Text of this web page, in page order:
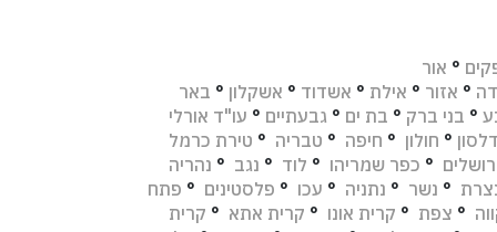
° אור
° אזור ° אילת ° אשדוד ° אשקלון ° באר
° בני ברק ° בת ים ° גבעתיים ° עו"ד אורלי
° חולון ° חיפה ° טבריה ° טירת כרמל
° כפר שמריהו ° לוד ° נגב ° נהריה
° נשר ° נתניה ° עכו ° פלסטינים ° פתח
° צפת ° קרית אונו ° קרית אתא ° קרית